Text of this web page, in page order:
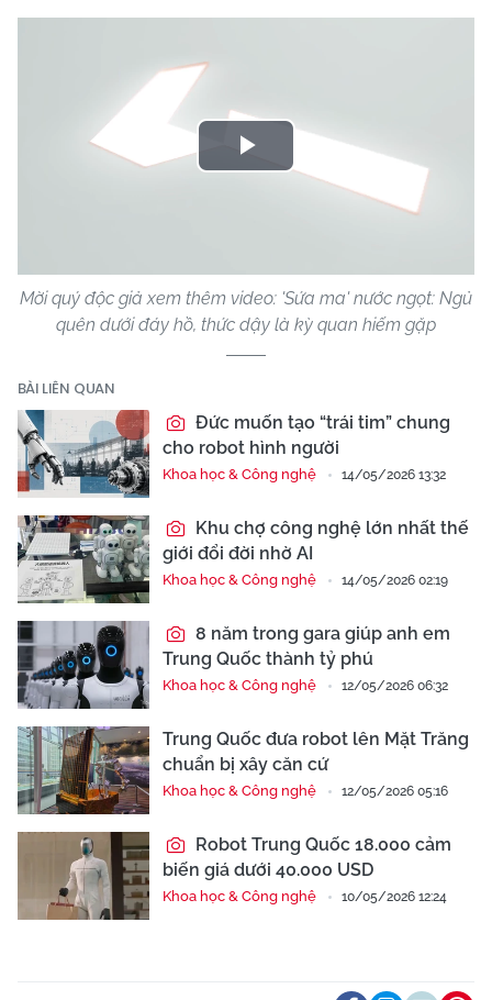
Play
Mời quý độc giả xem thêm video: 'Sứa ma' nước ngọt: Ngủ
quên dưới đáy hồ, thức dậy là kỳ quan hiếm gặp
BÀI LIÊN QUAN
Đức muốn tạo “trái tim” chung
cho robot hình người
Khoa học & Công nghệ 14/05/2026 13:32
Khu chợ công nghệ lớn nhất thế
giới đổi đời nhờ AI
Khoa học & Công nghệ 14/05/2026 02:19
8 năm trong gara giúp anh em
Trung Quốc thành tỷ phú
Khoa học & Công nghệ 12/05/2026 06:32
Trung Quốc đưa robot lên Mặt Trăng
chuẩn bị xây căn cứ
Khoa học & Công nghệ 12/05/2026 05:16
Robot Trung Quốc 18.000 cảm
biến giá dưới 40.000 USD
Khoa học & Công nghệ 10/05/2026 12:24